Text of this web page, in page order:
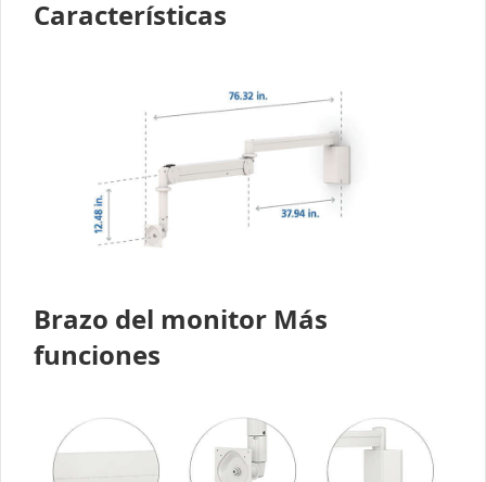
Características
Brazo del monitor Más
funciones